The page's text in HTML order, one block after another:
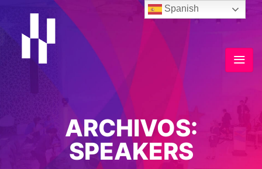
ARCHIVOS:
SPEAKERS
Spanish